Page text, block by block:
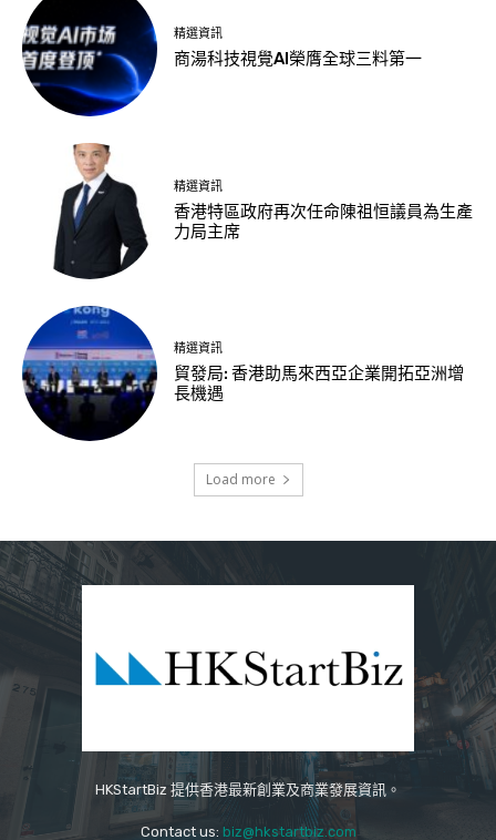
精選資訊
商湯科技視覺AI榮膺全球三料第一
精選資訊
香港特區政府再次任命陳祖恒議員為生產
力局主席
精選資訊
貿發局: 香港助馬來西亞企業開拓亞洲增
長機遇
Load more
HKStartBiz 提供香港最新創業及商業發展資訊。
Contact us: biz@hkstartbiz.com